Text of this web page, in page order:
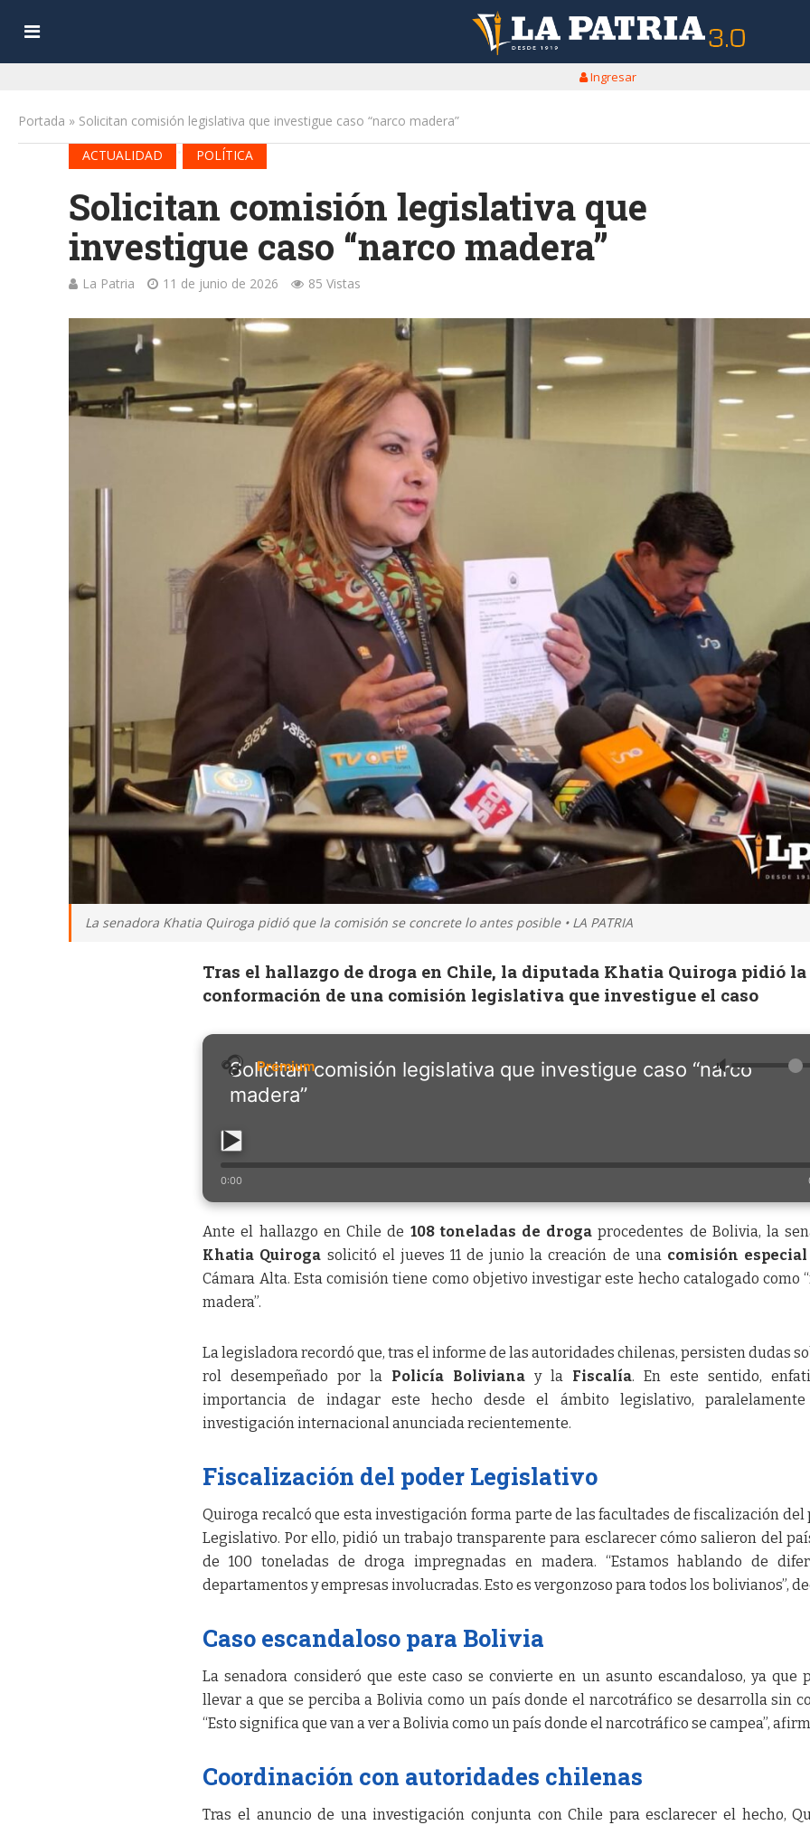
Ingresar
Portada » Solicitan comisión legislativa que investigue caso “narco madera”
ACTUALIDAD
POLÍTICA
Solicitan comisión legislativa que
investigue caso “narco madera”
La Patria 11 de junio de 2026 85 Vistas
La senadora Khatia Quiroga pidió que la comisión se concrete lo antes posible • LA PATRIA
Tras el hallazgo de droga en Chile, la diputada Khatia Quiroga pidió la
conformación de una comisión legislativa que investigue el caso
Solicitan comisión legislativa que investigue caso “narco
madera”
🔈
0:00
Ante el hallazgo en Chile de 108 toneladas de droga procedentes de Bolivia, la
Khatia Quiroga solicitó el jueves 11 de junio la creación de una comisión especial
Cámara Alta. Esta comisión tiene como objetivo investigar este hecho catalogado como
madera”.
La legisladora recordó que, tras el informe de las autoridades chilenas, persisten dudas
rol desempeñado por la Policía Boliviana y la Fiscalía. En este sentido,
importancia de indagar este hecho desde el ámbito legislativo,
investigación internacional anunciada recientemente.
Fiscalización del poder Legislativo
Quiroga recalcó que esta investigación forma parte de las facultades de fiscalización del
Legislativo. Por ello, pidió un trabajo transparente para esclarecer cómo salieron del
de 100 toneladas de droga impregnadas en madera. “Estamos hablando de
departamentos y empresas involucradas. Esto es vergonzoso para todos los bolivianos”,
Caso escandaloso para Bolivia
La senadora consideró que este caso se convierte en un asunto escandaloso, ya que
llevar a que se perciba a Bolivia como un país donde el narcotráfico se desarrolla sin
“Esto significa que van a ver a Bolivia como un país donde el narcotráfico se campea”,
Coordinación con autoridades chilenas
Tras el anuncio de una investigación conjunta con Chile para esclarecer el hecho,